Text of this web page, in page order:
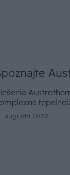
augusta 2022